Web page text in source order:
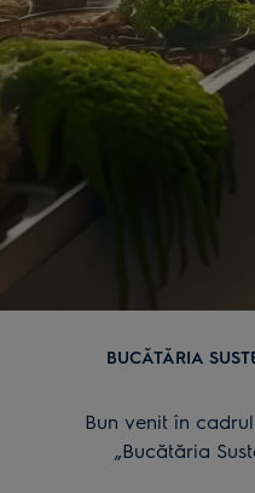
BUCĂTĂRIA
Bun venit în
„Bucătăria